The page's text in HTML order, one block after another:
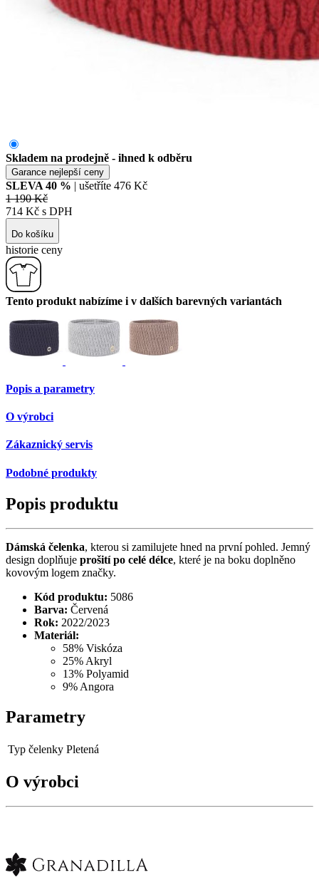
Skladem na prodejně - ihned k odběru
Garance nejlepší ceny
SLEVA 40 % | ušetříte 476 Kč
1 190 Kč
714 Kč s DPH
Do košíku
historie ceny
Tento produkt nabízíme i v dalších barevných variantách
Popis a parametry
O výrobci
Zákaznický servis
Podobné produkty
Popis produktu
Dámská čelenka, kterou si zamilujete hned na první pohled. Jemný
design doplňuje prošití po celé délce, které je na boku doplněno
kovovým logem značky.
Kód produktu: 5086
Barva: Červená
Rok: 2022/2023
Materiál:
58% Viskóza
25% Akryl
13% Polyamid
9% Angora
Parametry
Typ čelenky Pletená
O výrobci